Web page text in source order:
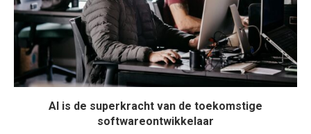
AI is de superkracht van de toekomstige
softwareontwikkelaar